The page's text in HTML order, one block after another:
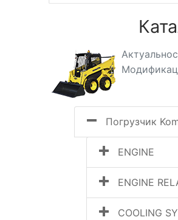
Погрузчик
ENGINE
ENGINE
COOLING